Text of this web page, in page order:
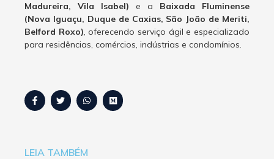
Madureira, Vila Isabel) e a Baixada Fluminense
(Nova Iguaçu, Duque de Caxias, São João de Meriti,
Belford Roxo), oferecendo serviço ágil e especializado
para residências, comércios, indústrias e condomínios.
LEIA TAMBÉM